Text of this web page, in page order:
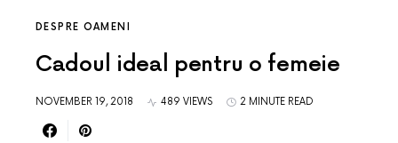
DESPRE OAMENI
Cadoul ideal pentru o femeie
NOVEMBER 19, 2018 489 VIEWS 2 MINUTE READ